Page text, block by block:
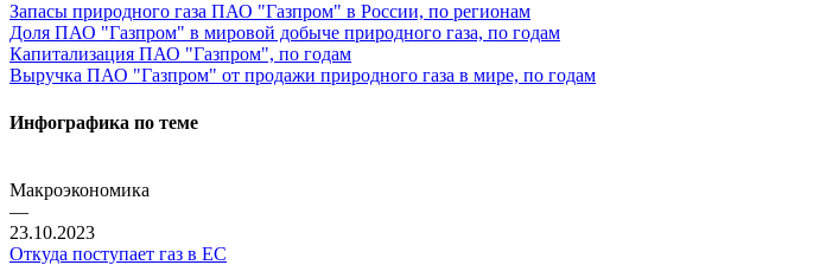
Запасы природного газа ПАО "Газпром" в России, по регионам
Доля ПАО "Газпром" в мировой добыче природного газа, по годам
Капитализация ПАО "Газпром", по годам
Выручка ПАО "Газпром" от продажи природного газа в мире, по годам
Инфографика по теме
Макроэкономика
—
23.10.2023
Откуда поступает газ в ЕС